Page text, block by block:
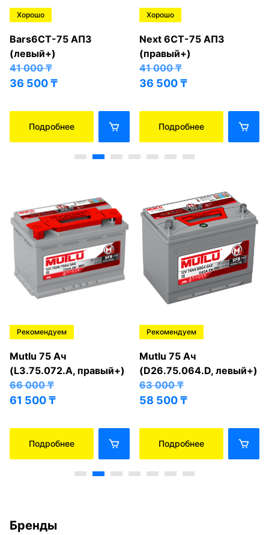
Хорошо
Bars6СТ-75 АПЗ
(левый+)
41 000₸
36 500₸
Подробнее
Хорошо
Next 6СТ-75 АПЗ
(правый+)
41 000₸
36 500₸
Подробнее
Рекомендуем
Mutlu 75 Ач
(L3.75.072.A, правый+)
66 000₸
61 500₸
Подробнее
Рекомендуем
Mutlu 75 Ач
(D26.75.064.D, левый+)
63 000₸
58 500₸
Подробнее
Бренды